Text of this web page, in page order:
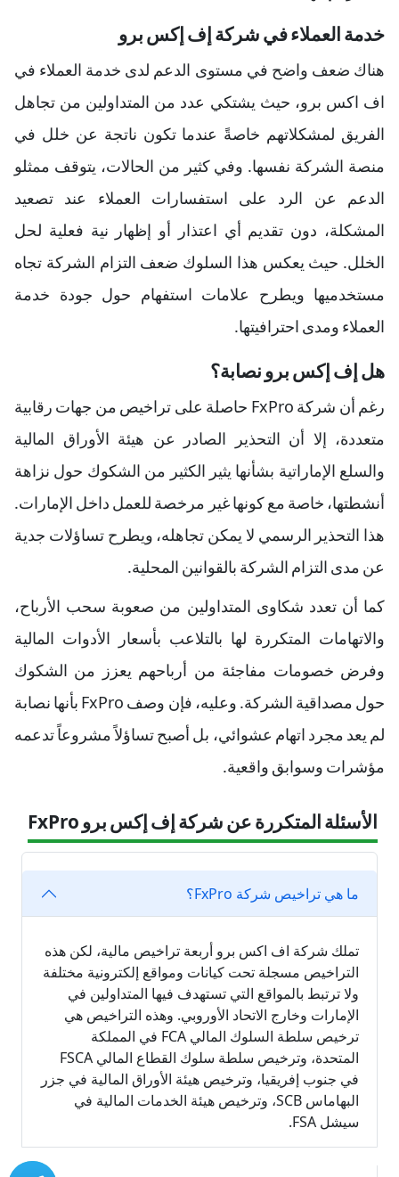
خدمة العملاء في شركة إف إكس برو
هناك ضعف واضح في مستوى الدعم لدى خدمة العملاء في
اف اكس برو، حيث يشتكي عدد من المتداولين من تجاهل
الفريق لمشكلاتهم خاصةً عندما تكون ناتجة عن خلل في
منصة الشركة نفسها. وفي كثير من الحالات، يتوقف ممثلو
الدعم عن الرد على استفسارات العملاء عند تصعيد
المشكلة، دون تقديم أي اعتذار أو إظهار نية فعلية لحل
الخلل. حيث يعكس هذا السلوك ضعف التزام الشركة تجاه
مستخدميها ويطرح علامات استفهام حول جودة خدمة
العملاء ومدى احترافيتها.
هل إف إكس برو نصابة؟
رغم أن شركة FxPro حاصلة على تراخيص من جهات رقابية
متعددة، إلا أن التحذير الصادر عن هيئة الأوراق المالية
والسلع الإماراتية بشأنها يثير الكثير من الشكوك حول نزاهة
أنشطتها، خاصة مع كونها غير مرخصة للعمل داخل الإمارات.
هذا التحذير الرسمي لا يمكن تجاهله، ويطرح تساؤلات جدية
عن مدى التزام الشركة بالقوانين المحلية.
كما أن تعدد شكاوى المتداولين من صعوبة سحب الأرباح،
والاتهامات المتكررة لها بالتلاعب بأسعار الأدوات المالية
وفرض خصومات مفاجئة من أرباحهم يعزز من الشكوك
حول مصداقية الشركة. وعليه، فإن وصف FxPro بأنها نصابة
لم يعد مجرد اتهام عشوائي، بل أصبح تساؤلاً مشروعاً تدعمه
مؤشرات وسوابق واقعية.
الأسئلة المتكررة عن شركة إف إكس برو FxPro
ما هي تراخيص شركة FxPro؟
تملك شركة اف اكس برو أربعة تراخيص مالية، لكن هذه
التراخيص مسجلة تحت كيانات ومواقع إلكترونية مختلفة
ولا ترتبط بالمواقع التي تستهدف فيها المتداولين في
الإمارات وخارج الاتحاد الأوروبي. وهذه التراخيص هي
ترخيص سلطة السلوك المالي FCA في المملكة
المتحدة، وترخيص سلطة سلوك القطاع المالي FSCA
في جنوب إفريقيا، وترخيص هيئة الأوراق المالية في جزر
البهاماس SCB، وترخيص هيئة الخدمات المالية في
سيشل FSA.